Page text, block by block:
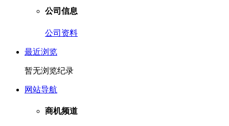
公司信息
公司资料
最近浏览
暂无浏览纪录
网站导航
商机频道